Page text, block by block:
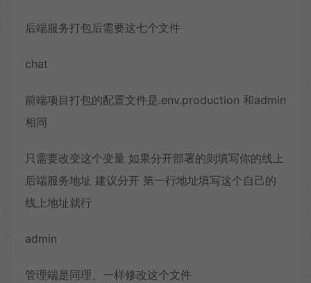
后端服务打包后需要这七个文件
chat
前端项目打包的配置文件是.env.production 和admin
相同
只需要改变这个变量 如果分开部署的则填写你的线上
后端服务地址 建议分开 第一行地址填写这个自己的
线上地址就行
admin
管理端是同理、一样修改这个文件